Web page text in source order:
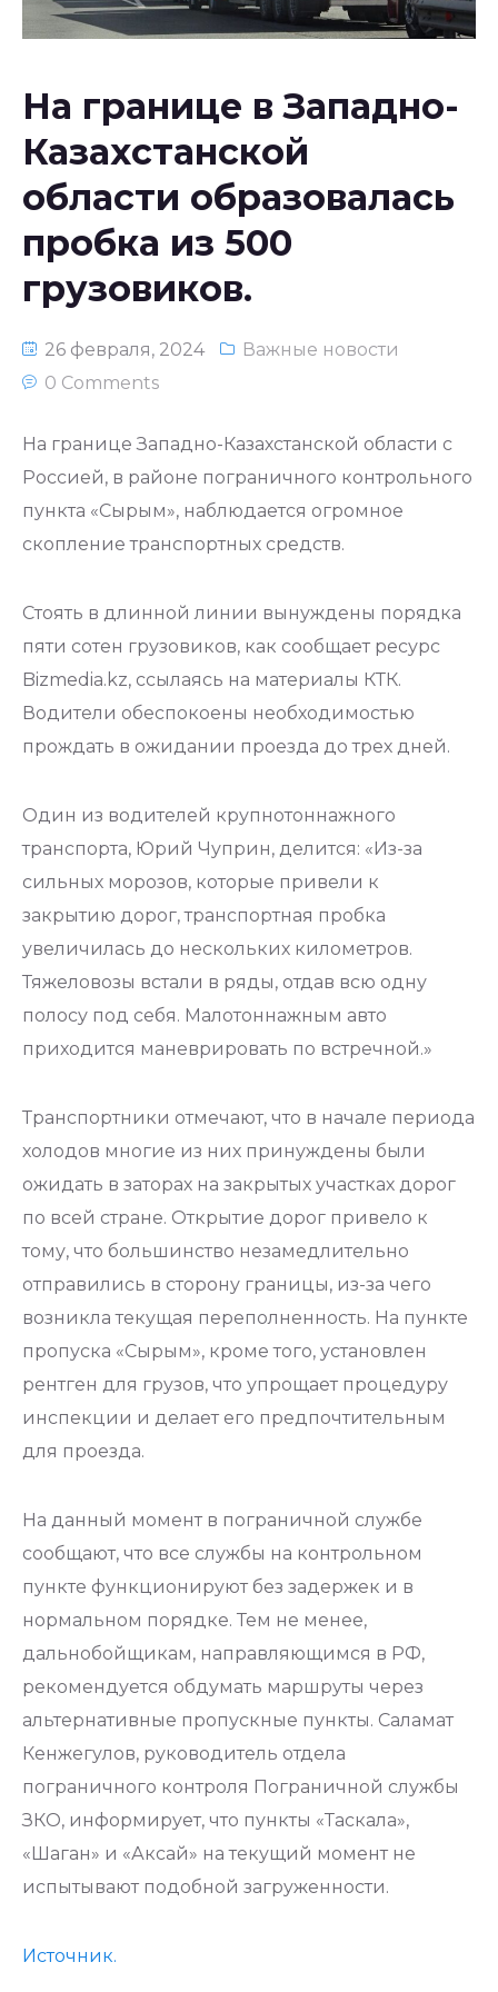
Национальное законодательство
На границе в Западно-
Казахстанской
области образовалась
пробка из 500
грузовиков.
26 февраля, 2024
Важные новости
0 Comments
На границе Западно-Казахстанской области с
Россией, в районе пограничного контрольного
пункта «Сырым», наблюдается огромное
скопление транспортных средств.
Стоять в длинной линии вынуждены порядка
пяти сотен грузовиков, как сообщает ресурс
Bizmedia.kz, ссылаясь на материалы КТК.
Водители обеспокоены необходимостью
прождать в ожидании проезда до трех дней.
Один из водителей крупнотоннажного
транспорта, Юрий Чуприн, делится: «Из-за
сильных морозов, которые привели к
закрытию дорог, транспортная пробка
увеличилась до нескольких километров.
Тяжеловозы встали в ряды, отдав всю одну
полосу под себя. Малотоннажным авто
приходится маневрировать по встречной.»
Транспортники отмечают, что в начале периода
холодов многие из них принуждены были
ожидать в заторах на закрытых участках дорог
по всей стране. Открытие дорог привело к
тому, что большинство незамедлительно
отправились в сторону границы, из-за чего
возникла текущая переполненность. На пункте
пропуска «Сырым», кроме того, установлен
рентген для грузов, что упрощает процедуру
инспекции и делает его предпочтительным
для проезда.
На данный момент в пограничной службе
сообщают, что все службы на контрольном
пункте функционируют без задержек и в
нормальном порядке. Тем не менее,
дальнобойщикам, направляющимся в РФ,
рекомендуется обдумать маршруты через
альтернативные пропускные пункты. Саламат
Кенжегулов, руководитель отдела
пограничного контроля Пограничной службы
ЗКО, информирует, что пункты «Таскала»,
«Шаган» и «Аксай» на текущий момент не
испытывают подобной загруженности.
Источник.